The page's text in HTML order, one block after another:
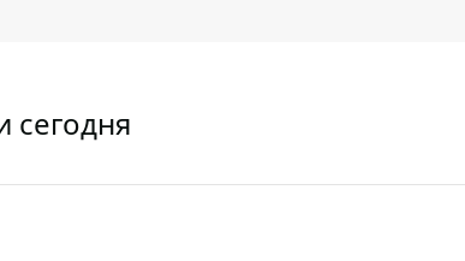
сегодня